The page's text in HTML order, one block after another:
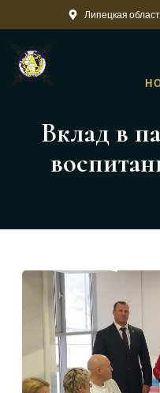
Липецкая
Вклад в